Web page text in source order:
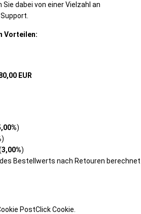
dabei von einer Vielzahl an
Vorteilen:
EUR
)
)
3,00%)
Bestellwerts nach Retouren berechnet
PostClick Cookie.